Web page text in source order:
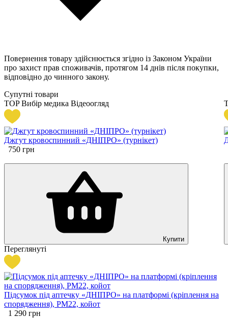
Повернення товару здійснюється згідно із Законом України
про захист прав споживачів, протягом 14 днів після покупки,
відповідно до чинного закону.
Супутні товари
TOP Вибір медика Відеоогляд
Джгут кровоспинний «ДНІПРО» (турнікет)
750 грн
Купити
Переглянуті
Підсумок під аптечку «ДНІПРО» на платформі (кріплення на
спорядження), PM22, койот
1 290 грн